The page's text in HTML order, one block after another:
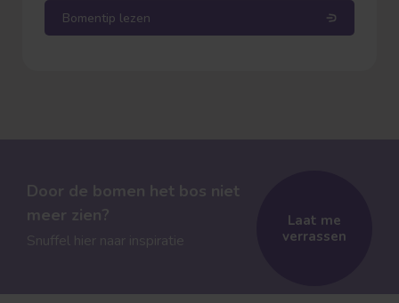
de hoogte groeit, alleen de kroon (de bol of de
takken) wordt voller. Zo weet je precies waar je aan
Bomentip lezen
Door de bomen het bos niet
meer zien?
Snuffel hier naar inspiratie
Laat me
verrassen